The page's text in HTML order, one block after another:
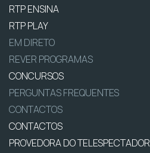
RTP ENSINA
RTP PLAY
EM DIRETO
REVER PROGRAMAS
CONCURSOS
PERGUNTAS FREQUENTES
CONTACTOS
CONTACTOS
PROVEDORA DO TELESPECTADOR